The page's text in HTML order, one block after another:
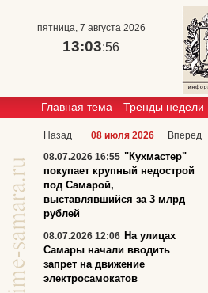
пятница, 7 августа 2026
13:03:56
Главная тема Тренды недели
Назад 08 июля 2026
Вперед
08.07.2026 16:55 "Кухмастер"
покупает крупный недострой
под Самарой,
выставлявшийся за 3 млрд
рублей
08.07.2026 12:06 На улицах
Самары начали вводить
запрет на движение
электросамокатов